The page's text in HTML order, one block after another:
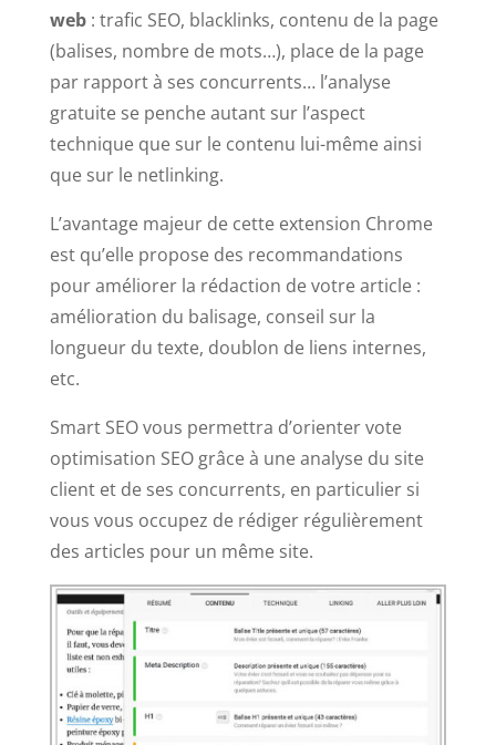
web: trafic SEO, blacklinks, contenu de la page
(balises, nombre de mots…), place de la page
par rapport à ses concurrents… l’analyse
gratuite se penche autant sur l’aspect
technique que sur le contenu lui-même ainsi
que sur le netlinking.
L’avantage majeur de cette extension Chrome
est qu’elle propose des recommandations
pour améliorer la rédaction de votre article :
amélioration du balisage, conseil sur la
longueur du texte, doublon de liens internes,
etc.
Smart SEO vous permettra d’orienter vote
optimisation SEO grâce à une analyse du site
client et de ses concurrents, en particulier si
vous vous occupez de rédiger régulièrement
des articles pour un même site.